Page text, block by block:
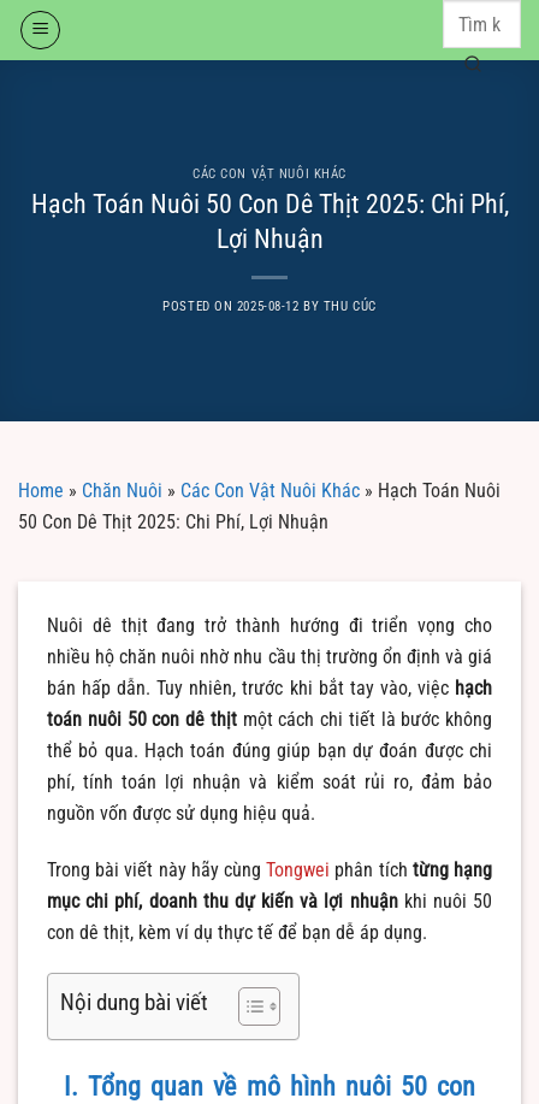
Skip
CÁC CON VẬT NUÔI KHÁC
Hạch Toán Nuôi 50 Con Dê Thịt 2025: Chi Phí,
Lợi Nhuận
POSTED ON 2025-08-12 BY THU CÚC
Home » Chăn Nuôi » Các Con Vật Nuôi Khác » Hạch Toán Nuôi
50 Con Dê Thịt 2025: Chi Phí, Lợi Nhuận
Nuôi dê thịt đang trở thành hướng đi triển vọng cho
nhiều hộ chăn nuôi nhờ nhu cầu thị trường ổn định và giá
bán hấp dẫn. Tuy nhiên, trước khi bắt tay vào, việc hạch
toán nuôi 50 con dê thịtmột cách chi tiết là bước không
thể bỏ qua. Hạch toán đúng giúp bạn dự đoán được chi
phí, tính toán lợi nhuận và kiểm soát rủi ro, đảm bảo
nguồn vốn được sử dụng hiệu quả.
Trong bài viết này hãy cùngTongwei phân tích từng hạng
mục chi phí, doanh thu dự kiến và lợi nhuậnkhi nuôi 50
con dê thịt, kèm ví dụ thực tế để bạn dễ áp dụng.
Nội dung bài viết
I. Tổng quan về mô hình nuôi 50 con